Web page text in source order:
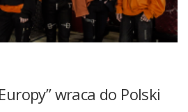
wraca do Polski